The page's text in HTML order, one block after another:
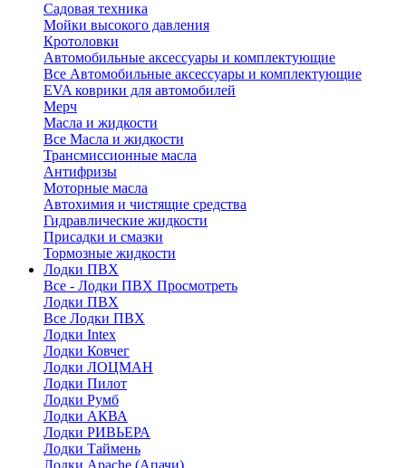
Садовая техника
Мойки высокого давления
Кротоловки
Автомобильные аксессуары и комплектующие
Все Автомобильные аксессуары и комплектующие
EVA коврики для автомобилей
Мерч
Масла и жидкости
Все Масла и жидкости
Трансмиссионные масла
Антифризы
Моторные масла
Автохимия и чистящие средства
Гидравлические жидкости
Присадки и смазки
Тормозные жидкости
Лодки ПВХ
Все - Лодки ПВХ Просмотреть
Лодки ПВХ
Все Лодки ПВХ
Лодки Intex
Лодки Ковчег
Лодки ЛОЦМАН
Лодки Пилот
Лодки Румб
Лодки АКВА
Лодки РИВЬЕРА
Лодки Таймень
Лодки Apache (Апачи)